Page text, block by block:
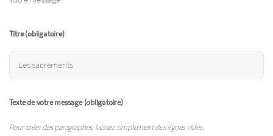
Titre (obligatoire)
Texte de votre message (obligatoire)
Pour créer des paragraphes, laissez simplement des lignes vides.